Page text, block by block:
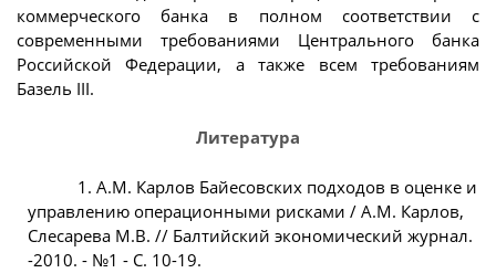
коммерческого банка в полном соответствии с
современными требованиями Центрального банка
Российской Федерации, а также всем требованиям
Базель III.
Литература
1. А.М. Карлов Байесовских подходов в оценке и
управлению операционными рисками / А.М. Карлов,
Слесарева М.В. // Балтийский экономический журнал.
-2010. - №1 - С. 10-19.